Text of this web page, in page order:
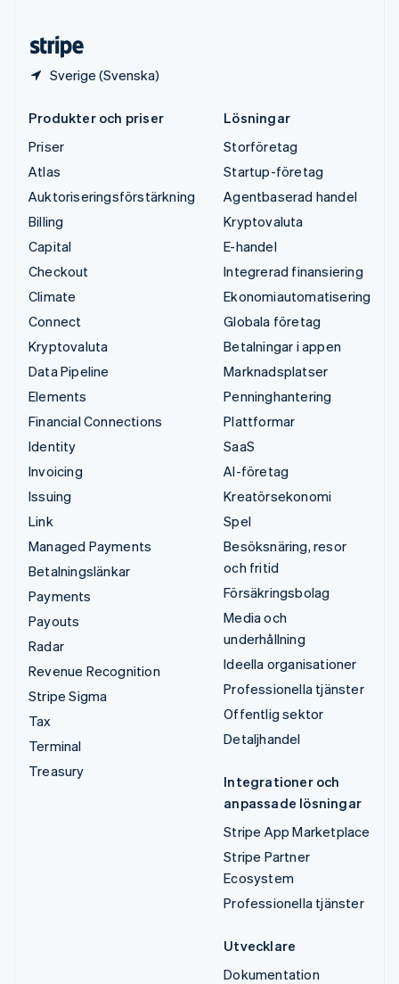
Sverige (Svenska)
Produkter och priser
Priser
Atlas
Auktoriseringsförstärkning
Billing
Capital
Checkout
Climate
Connect
Kryptovaluta
Data Pipeline
Elements
Financial Connections
Identity
Invoicing
Issuing
Link
Managed Payments
Betalningslänkar
Payments
Payouts
Radar
Revenue Recognition
Stripe Sigma
Tax
Terminal
Treasury
Lösningar
Storföretag
Startup-företag
Agentbaserad handel
Kryptovaluta
E-handel
Integrerad finansiering
Ekonomiautomatisering
Globala företag
Betalningar i appen
Marknadsplatser
Penninghantering
Plattformar
SaaS
AI-företag
Kreatörsekonomi
Spel
Besöksnäring, resor
och fritid
Försäkringsbolag
Media och
underhållning
Ideella organisationer
Professionella tjänster
Offentlig sektor
Detaljhandel
Integrationer och
anpassade lösningar
Stripe App Marketplace
Stripe Partner
Ecosystem
Professionella tjänster
Utvecklare
Dokumentation